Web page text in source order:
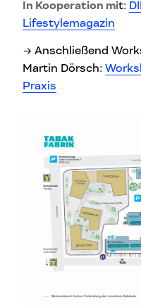
In Kooperation mit:
Lifestylemagazin
→ Anschließend
Martin Dörsch:
Praxis